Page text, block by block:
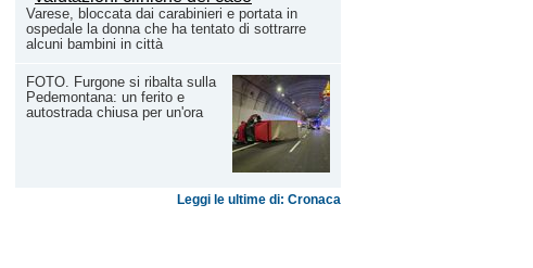
Varese, bloccata dai carabinieri e portata in
ospedale la donna che ha tentato di sottrarre
alcuni bambini in città
FOTO. Furgone si ribalta sulla
Pedemontana: un ferito e
autostrada chiusa per un'ora
Leggi le ultime di: Cronaca